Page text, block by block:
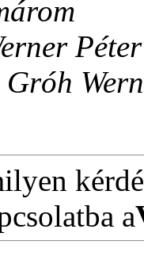
Péter
a